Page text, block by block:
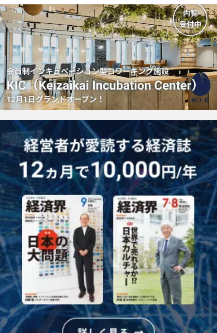
ー
ク